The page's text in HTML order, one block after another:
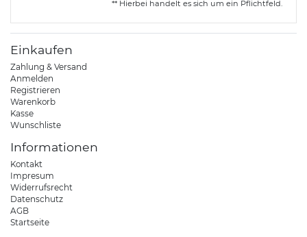
** Hierbei handelt es sich um ein Pflichtfeld.
Einkaufen
Zahlung & Versand
Anmelden
Registrieren
Warenkorb
Kasse
Wunschliste
Informationen
Kontakt
Impresum
Widerrufsrecht
Datenschutz
AGB
Startseite